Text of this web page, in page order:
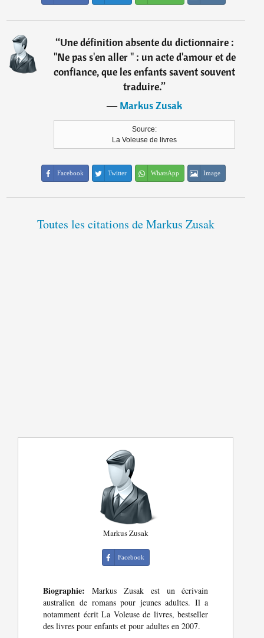
“Une définition absente du dictionnaire :
"Ne pas s'en aller " : un acte d'amour et de
confiance, que les enfants savent souvent
traduire.”
―Markus Zusak
Source:
La Voleuse de livres
Facebook Twitter WhatsApp Image
Toutes les citations de Markus Zusak
Markus Zusak
Facebook
Biographie: Markus Zusak est un écrivain
australien de romans pour jeunes adultes. Il a
notamment écrit La Voleuse de livres, bestseller
des livres pour enfants et pour adultes en 2007.